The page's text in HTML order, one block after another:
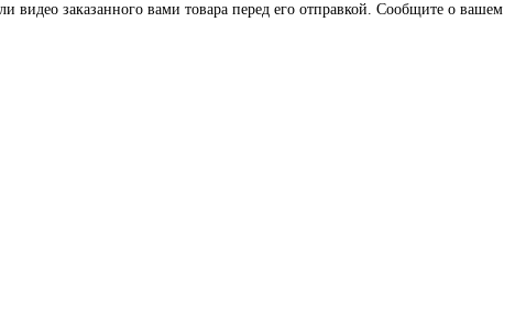
заказанного вами товара перед его отправкой. Сообщите о вашем